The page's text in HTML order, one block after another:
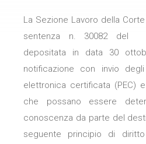
La Sezione Lavoro della
sentenza n. 30082 del
depositata in data 30
notificazione con invio
elettronica certificata (PEC)
che possano essere
conoscenza da parte del
seguente principio di diritto